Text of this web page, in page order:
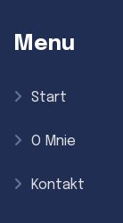
Menu
Start
O Mnie
Kontakt